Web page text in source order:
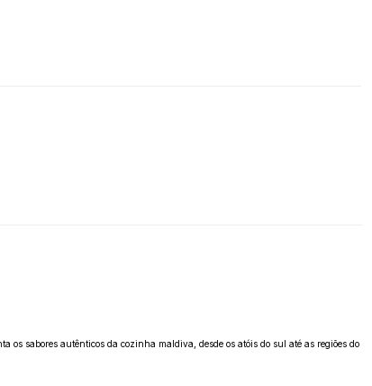
sabores autênticos da cozinha maldiva, desde os atóis do sul até as regiões do